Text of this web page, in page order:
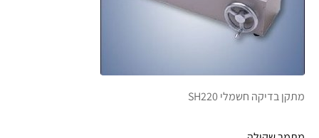
מתקן בדיקה חשמלי SH220